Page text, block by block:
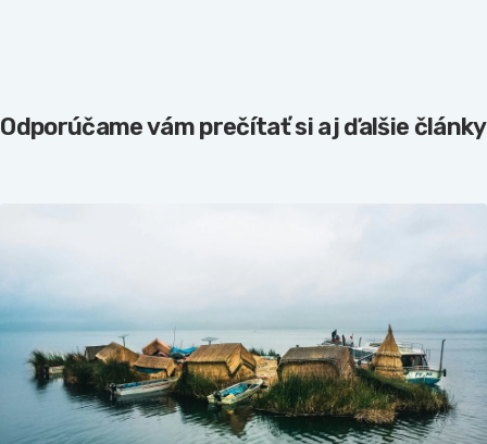
Odporúčame vám prečítať si aj ďalšie články